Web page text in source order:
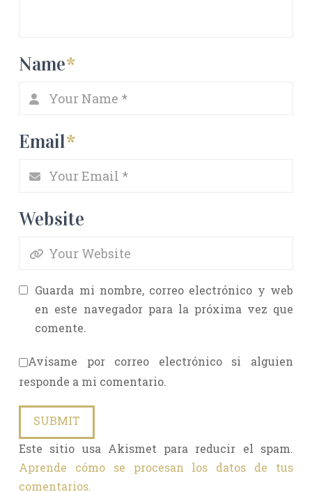
Name*
Email*
Website
Guarda mi nombre, correo electrónico y web
en este navegador para la próxima vez que
comente.
Avísame por correo electrónico si alguien
responde a mi comentario.
Este sitio usa Akismet para reducir el spam.
Aprende cómo se procesan los datos de tus
comentarios.